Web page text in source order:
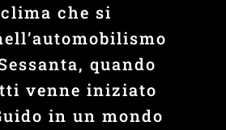
che si
quando
venne iniziato
in un mondo